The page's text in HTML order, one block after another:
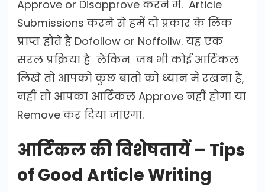
Approve or Disapprove करने में. Article
Submissions करने से हमें दो प्रकार के लिंक
प्राप्त होते हैं Dofollow or Noffollw. यह एक
सरल प्रक्रिया है लेकिन जब भी कोई आर्टिकल
लिखे तो आपको कुछ बातो को ध्यान में रखना है,
नहीं तो आपका आर्टिकल Approve नहीं होगा या
Remove कर दिया जाएगा.
आर्टिकल की विशेषतायें – Tips
of Good Article Writing